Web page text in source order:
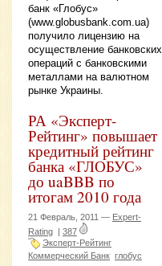
банк «Глобус»
(www.globusbank.com.ua)
получило лицензию на
осуществление банковских
операций с банковскими
металлами на валютном
рынке Украины.
РА «Эксперт-
Рейтинг» повышает
кредитный рейтинг
банка «ГЛОБУС»
до uaBBB по
итогам 2010 года
21 Февраль, 2011 — Expert-
Rating
387
Эксперт-Рейтинг
Коммерческий Банк глобус